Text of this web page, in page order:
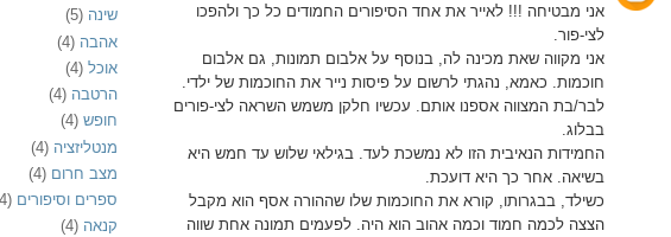
אני מבטיחה !!! לאייר את אחד הסיפורים החמודים כל כך ולהפכו
לצי-פור.
אני מקווה שאת מכינה לה, בנוסף על אלבום תמונות, גם אלבום
חוכמות. כאמא, נהגתי לרשום על פיסות נייר את החוכמות של ילדי.
לבר/בת המצווה אספנו אותם. עכשיו חלקן משמש השראה לצי-פורים
בבלוג.
החמידות הנאיבית הזו לא נמשכת לעד. בגילאי שלוש עד חמש היא
בשיאה. אחר כך היא דועכת.
כשילד, בבגרותו, קורא את החוכמות שלו שההורה אסף הוא מקבל
הצצה לכמה חמוד וכמה אהוב הוא היה. לפעמים תמונה אחת שווה
שינה (5)
אהבה (4)
אוכל (4)
הרטבה (4)
חופש (4)
מנטליזציה (4)
מצב חרום (4)
ספרים וסיפורים
קנאה (4)